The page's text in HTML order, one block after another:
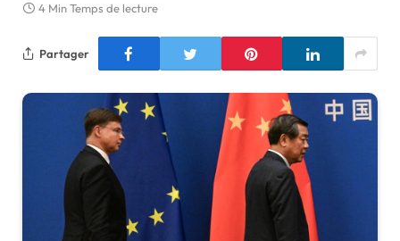
4 Min Temps de lecture
Partager